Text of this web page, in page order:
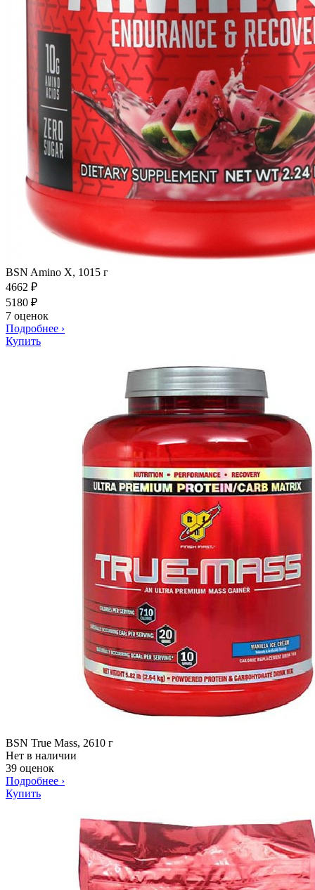
BSN Amino X, 1015 г
4662 ₽
5180 ₽
7 оценок
Подробнее ›
Купить
BSN True Mass, 2610 г
Нет в наличии
39 оценок
Подробнее ›
Купить